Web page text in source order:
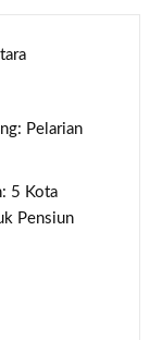
Pelarian
5 Kota
Pensiun